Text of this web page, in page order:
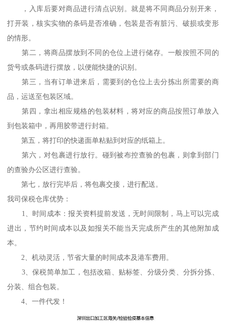
，入库后要对商品进行清点识别。就是将不同商品分别开来，
打开装，核实实物的条码是否准确，包装是否有脏污、破损或变形
的情形。
第二，将商品摆放到不同的仓位上进行储存。一般按照不同的
货号或条码进行摆放，以便能快捷的识别。
第三，当有订单进来后，需要到的仓位上去分拣出所需要的商
品，运送至包装区域。
第四，拿出相应规格的包装材料，将对应的商品按照订单放入
到包装箱中，再用胶带进行封箱。
第五，将打印的快递面单粘贴到对应的纸箱上。
第六，对包裹进行放行。碰到被布控查验的包裹，则拿到部门
的查验办公区进行查验。
第七，放行完毕后，将包裹交接，进行配送。
我司保税仓库优势：
1、时间成本：报关资料提前发送，无时间限制，马上可以完成
进出，节约时间成本以及如报关不能当天完成所产生的其他附加成
本。
2、机动灵活，节省大量的时间成本及港车费用。
3、保税简单加工，包括改箱、贴标签、分级分类、分拆分拣、
分装、组合包装。
4、一件代发！